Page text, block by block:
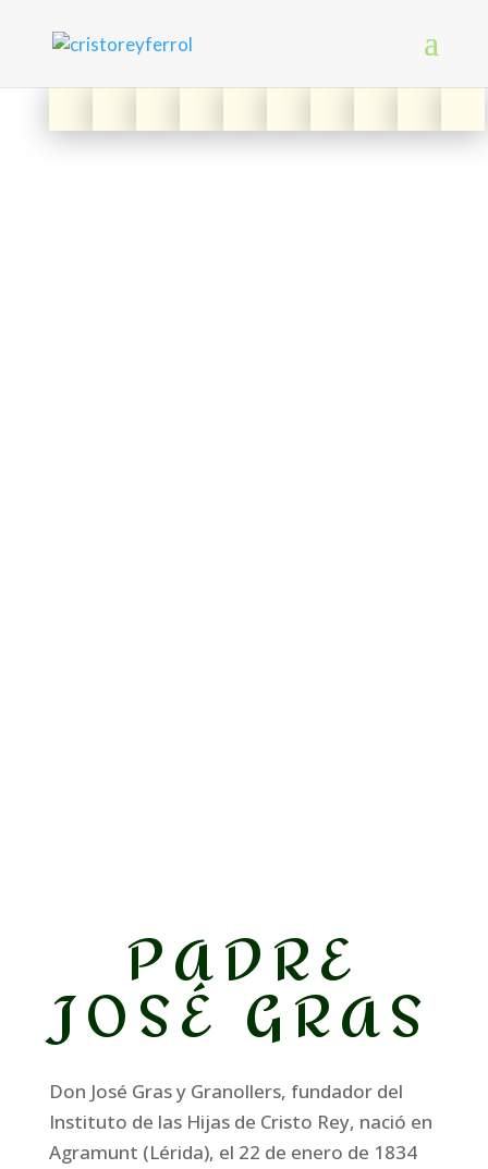
PADRE
JOSÉ GRAS
Don José Gras y Granollers, fundador del
Instituto de las Hijas de Cristo Rey, nació en
Agramunt (Lérida), el 22 de enero de 1834